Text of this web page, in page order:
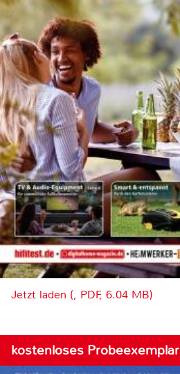
Jetzt laden (, PDF, 6.04 MB)
kostenloses Probeexemplar